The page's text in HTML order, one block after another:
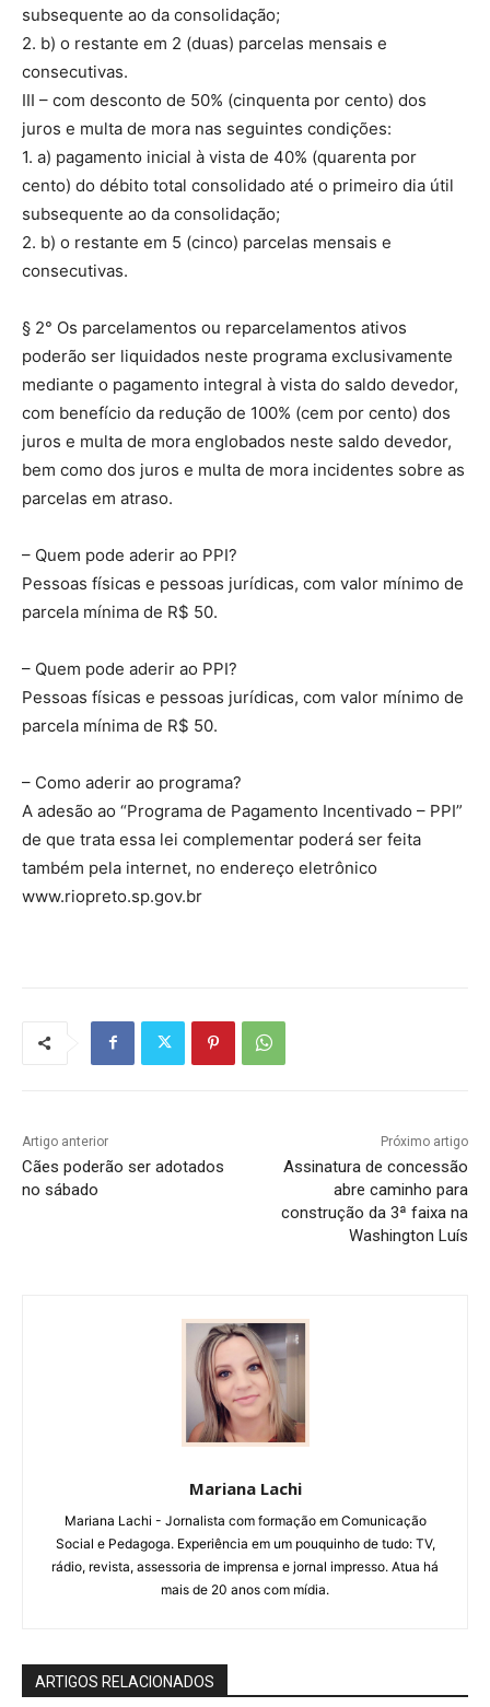
subsequente ao da consolidação;
2. b) o restante em 2 (duas) parcelas mensais e
consecutivas.
III – com desconto de 50% (cinquenta por cento) dos
juros e multa de mora nas seguintes condições:
1. a) pagamento inicial à vista de 40% (quarenta por
cento) do débito total consolidado até o primeiro dia útil
subsequente ao da consolidação;
2. b) o restante em 5 (cinco) parcelas mensais e
consecutivas.
§ 2° Os parcelamentos ou reparcelamentos ativos
poderão ser liquidados neste programa exclusivamente
mediante o pagamento integral à vista do saldo devedor,
com benefício da redução de 100% (cem por cento) dos
juros e multa de mora englobados neste saldo devedor,
bem como dos juros e multa de mora incidentes sobre as
parcelas em atraso.
– Quem pode aderir ao PPI?
Pessoas físicas e pessoas jurídicas, com valor mínimo de
parcela mínima de R$ 50.
– Quem pode aderir ao PPI?
Pessoas físicas e pessoas jurídicas, com valor mínimo de
parcela mínima de R$ 50.
– Como aderir ao programa?
A adesão ao “Programa de Pagamento Incentivado – PPI”
de que trata essa lei complementar poderá ser feita
também pela internet, no endereço eletrônico
www.riopreto.sp.gov.br
Artigo anterior
Cães poderão ser adotados
no sábado
Próximo artigo
Assinatura de concessão
abre caminho para
construção da 3ª faixa na
Washington Luís
Mariana Lachi
Mariana Lachi - Jornalista com formação em Comunicação
Social e Pedagoga. Experiência em um pouquinho de tudo: TV,
rádio, revista, assessoria de imprensa e jornal impresso. Atua há
mais de 20 anos com mídia.
ARTIGOS RELACIONADOS